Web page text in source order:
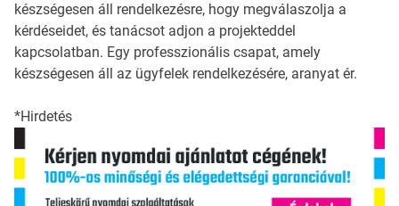
készségesen áll rendelkezésre, hogy megválaszolja a
kérdéseidet, és tanácsot adjon a projekteddel
kapcsolatban. Egy professzionális csapat, amely
készségesen áll az ügyfelek rendelkezésére, aranyat ér.
*Hirdetés